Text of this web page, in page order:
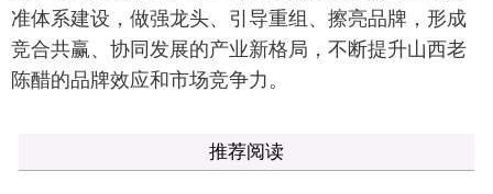
准体系建设，做强龙头、引导重组、擦亮品牌，形成
竞合共赢、协同发展的产业新格局，不断提升山西老
陈醋的品牌效应和市场竞争力。
推荐阅读